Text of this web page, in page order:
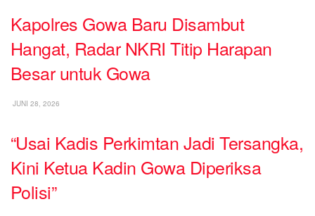
Kapolres Gowa Baru Disambut
Hangat, Radar NKRI Titip Harapan
Besar untuk Gowa
JUNI 28, 2026
“Usai Kadis Perkimtan Jadi Tersangka,
Kini Ketua Kadin Gowa Diperiksa
Polisi”